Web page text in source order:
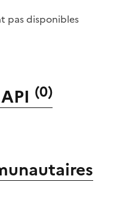
pas disponibles
(0)